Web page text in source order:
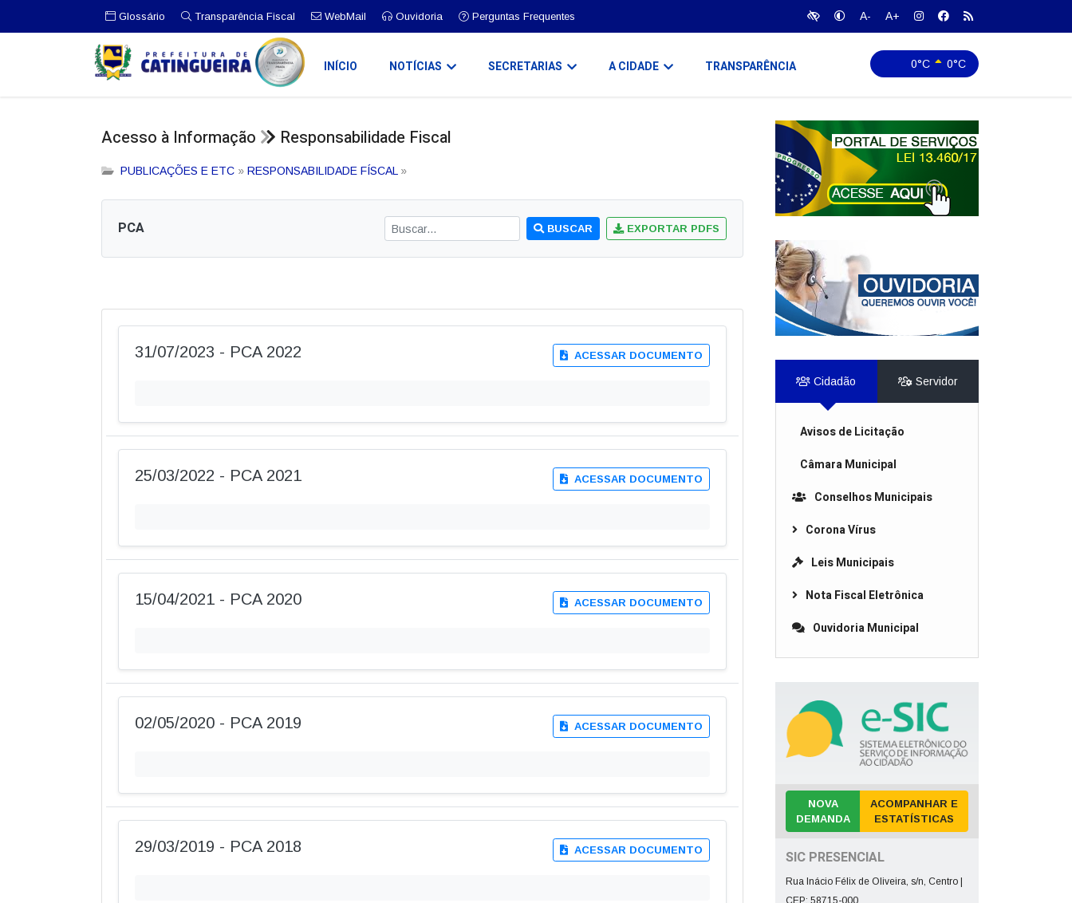
Glossário Transparência Fiscal WebMail Ouvidoria Perguntas Frequentes A- A+
0°C 0°C
INÍCIO NOTÍCIAS SECRETARIAS A CIDADE TRANSPARÊNCIA
Acesso à Informação Responsabilidade Fiscal
PUBLICAÇÕES E ETC » RESPONSABILIDADE FÍSCAL »
PCA BUSCAR EXPORTAR PDFS
31/07/2023 - PCA 2022 ACESSAR DOCUMENTO
25/03/2022 - PCA 2021 ACESSAR DOCUMENTO
15/04/2021 - PCA 2020 ACESSAR DOCUMENTO
02/05/2020 - PCA 2019 ACESSAR DOCUMENTO
29/03/2019 - PCA 2018 ACESSAR DOCUMENTO
Cidadão Servidor
Avisos de Licitação
Câmara Municipal
Conselhos Municipais
Corona Vírus
Leis Municipais
Nota Fiscal Eletrônica
Ouvidoria Municipal
NOVA
DEMANDA
ACOMPANHAR E
ESTATÍSTICAS
SIC PRESENCIAL
Rua Inácio Félix de Oliveira, s/n, Centro |
CEP: 58715-000